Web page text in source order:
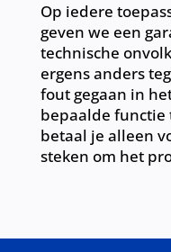
Op iedere
geven we een
technische
ergens anders
fout gegaan in
bepaalde functie
betaal je alleen
steken om het